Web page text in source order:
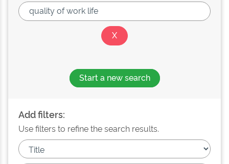
Start a new search
Add filters:
Use filters to refine the search results.